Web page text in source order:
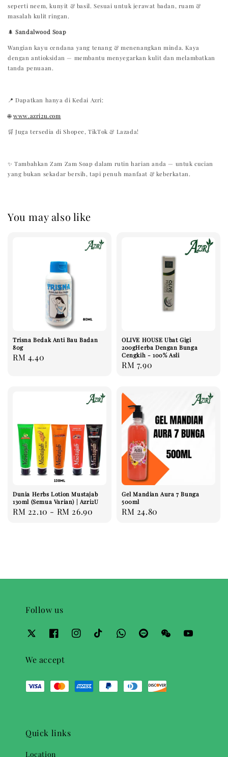
seperti neem, kunyit & basil. Sesuai untuk jerawat badan, ruam &
masalah kulit ringan.
🌲Sandalwood Soap
Wangian kayu cendana yang tenang & menenangkan minda. Kaya
dengan antioksidan — membantu menyegarkan kulit dan melambatkan
tanda penuaan.
📍 Dapatkan hanya di Kedai Azri:
🌐www.azri2u.com
🛒 Juga tersedia di Shopee, TikTok & Lazada!
✨ Tambahkan Zam Zam Soap dalam rutin harian anda — untuk cucian
yang bukan sekadar bersih, tapi penuh manfaat & keberkatan.
You may also like
Trisna Bedak Anti Bau Badan
80g
Regular
RM 4.40
OLIVE HOUSE Ubat Gigi
200gHerba Dengan Bunga
Cengkih - 100% Asli
Regular
RM 7.90
Dunia Herbs Lotion Mustajab
130ml (Semua Varian) | Azri2U
Regular
RM 22.10 - RM 26.90
Gel Mandian Aura 7 Bunga
500ml
Regular
RM 24.80
Follow us
We accept
Quick links
Location